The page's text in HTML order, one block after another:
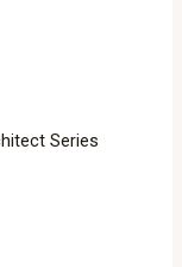
Series